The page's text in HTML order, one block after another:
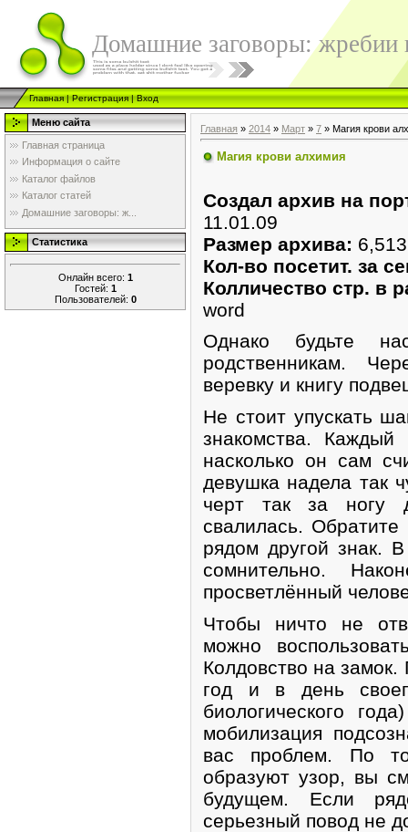
Домашние заговоры: жребии
Главная|Регистрация|Вход
Меню сайта
Главная страница
Информация о сайте
Каталог файлов
Каталог статей
Домашние заговоры: ж...
Статистика
Онлайн всего: 1
Гостей: 1
Пользователей: 0
Главная » 2014 » Март » 7 » Магия крови
Магия крови алхимия
Создал архив на
11.01.09
Размер архива:
Кол-во посетит. за
Колличество стр. в
word
Однако будьте
родственникам.
веревку и книгу
Не стоит упускать
знакомства. Каждый
насколько он сам
девушка надела так
черт так за ногу
свалилась. Обратите
рядом другой знак.
сомнительно.
просветлённый
Чтобы ничто не
можно
Колдовство на
год и в день
биологического
мобилизация
вас проблем. По
образуют узор, вы
будущем. Если
серьезный повод не